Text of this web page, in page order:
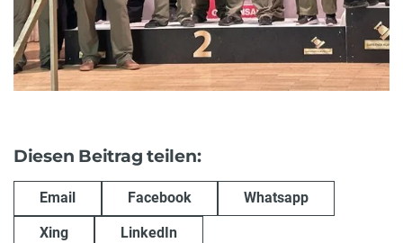
Diesen Beitrag teilen:
Email Facebook Whatsapp
Xing LinkedIn